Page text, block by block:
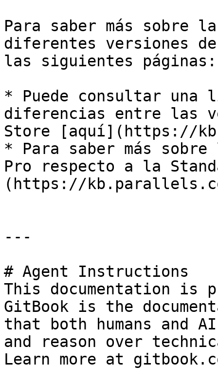
Para saber más sobre
diferentes versiones
las siguientes páginas:
* Puede consultar una
diferencias entre las
Store [aquí](https://
* Para saber más
Pro respecto a la
(https://
---
# Agent Instructions
This documentation is
GitBook is the
that both humans and
and reason over
Learn more at